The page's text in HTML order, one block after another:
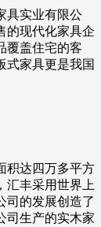
具实业有限公
的现代化家具企
覆盖住宅的客
式家具更是我国
积达四万多平方
汇丰采用世界上
司的发展创造了
司生产的实木家